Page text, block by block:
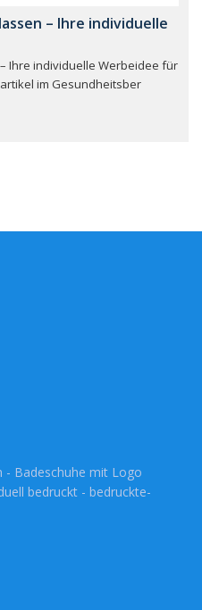
– Ihre individuelle
Ihre individuelle Werbeidee für
im Gesundheitsber
- Badeschuhe mit Logo
bedruckt - bedruckte-